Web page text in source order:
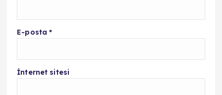
E-posta*
İnternet sitesi